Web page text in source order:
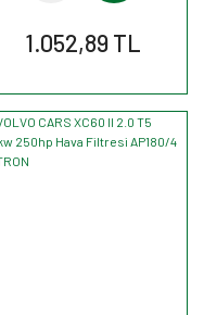
1.052,89 TL